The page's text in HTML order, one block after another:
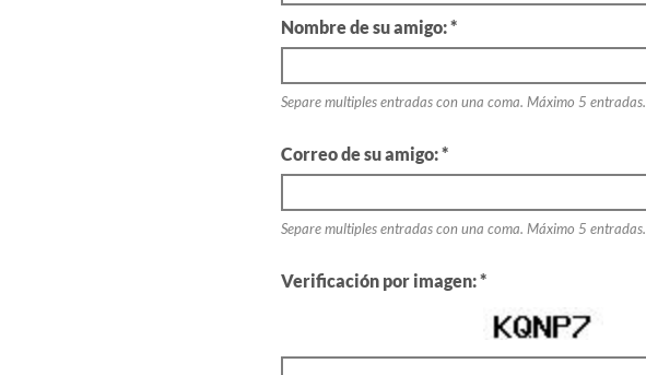
Nombre de su amigo: *
Separe multiples entradas con una coma. Máximo 5 entradas.
Correo de su amigo: *
Separe multiples entradas con una coma. Máximo 5 entradas.
Verificación por imagen: *